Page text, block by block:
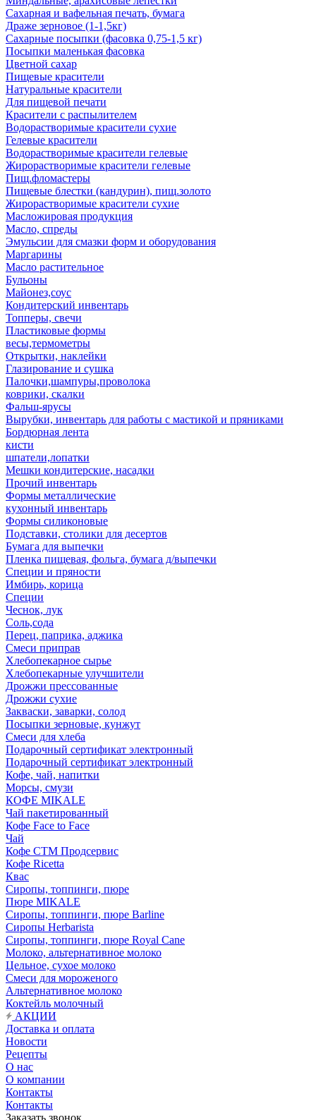
Сахарная и вафельная печать, бумага
Драже зерновое (1-1,5кг)
Сахарные посыпки (фасовка 0,75-1,5 кг)
Посыпки маленькая фасовка
Цветной сахар
Пищевые красители
Натуральные красители
Для пищевой печати
Красители с распылителем
Водорастворимые красители сухие
Гелевые красители
Водорастворимые красители гелевые
Жирорастворимые красители гелевые
Пищ.фломастеры
Пищевые блестки (кандурин), пищ.золото
Жирорастворимые красители сухие
Масложировая продукция
Масло, спреды
Эмульсии для смазки форм и оборудования
Маргарины
Масло растительное
Бульоны
Майонез,соус
Кондитерский инвентарь
Топперы, свечи
Пластиковые формы
весы,термометры
Открытки, наклейки
Глазирование и сушка
Палочки,шампуры,проволока
коврики, скалки
Фальш-ярусы
Вырубки, инвентарь для работы с мастикой и пряниками
Бордюрная лента
кисти
шпатели,лопатки
Мешки кондитерские, насадки
Прочий инвентарь
Формы металлические
кухонный инвентарь
Формы силиконовые
Подставки, столики для десертов
Бумага для выпечки
Пленка пищевая, фольга, бумага д/выпечки
Специи и пряности
Имбирь, корица
Специи
Чеснок, лук
Соль,сода
Перец, паприка, аджика
Смеси приправ
Хлебопекарное сырье
Хлебопекарные улучшители
Дрожжи прессованные
Дрожжи сухие
Закваски, заварки, солод
Посыпки зерновые, кунжут
Смеси для хлеба
Подарочный сертификат электронный
Подарочный сертификат электронный
Кофе, чай, напитки
Морсы, смузи
КОФЕ MIKALE
Чай пакетированный
Кофе Face to Face
Чай
Кофе СТМ Продсервис
Кофе Ricetta
Квас
Сиропы, топпинги, пюре
Пюре MIKALE
Сиропы, топпинги, пюре Barline
Сиропы Herbarista
Сиропы, топпинги, пюре Royal Cane
Молоко, альтернативное молоко
Цельное, сухое молоко
Смеси для мороженого
Альтернативное молоко
Коктейль молочный
АКЦИИ
Доставка и оплата
Новости
Рецепты
О нас
О компании
Контакты
Контакты
Заказать звонок